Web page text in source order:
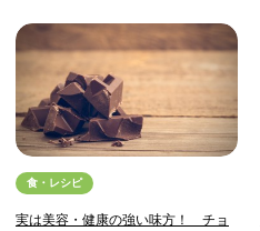
食・レシピ
実は美容・健康の強い味方！ チョ